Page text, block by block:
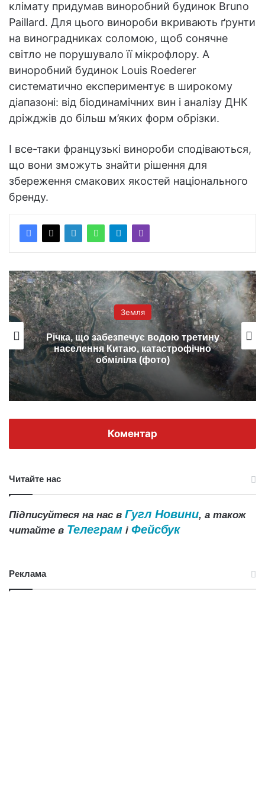
клімату придумав виноробний будинок Bruno
Paillard. Для цього винороби вкривають ґрунти
на виноградниках соломою, щоб сонячне
світло не порушувало її мікрофлору. А
виноробний будинок Louis Roederer
систематично експериментує в широкому
діапазоні: від біодинамічних вин і аналізу ДНК
дріжджів до більш м’яких форм обрізки.
І все-таки французькі винороби сподіваються,
що вони зможуть знайти рішення для
збереження смакових якостей національного
бренду.
Земля
Річка, що забезпечує водою третину
населення Китаю, катастрофічно
обміліла (фото)
Коментар
Читайте нас
Підписуйтеся на нас в Гугл Новини, а також
читайте в Телеграм і Фейсбук
Реклама